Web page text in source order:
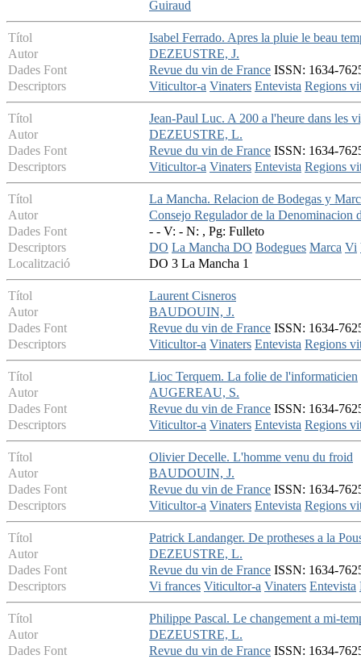
Guiraud
Títol
Isabel Ferrado. Apres la pluie le beau
Autor
DEZEUSTRE, J.
Dades Font
Revue du vin de France ISSN: 1634-
Descriptors
Viticultor-a Vinaters Entevista Regions
Títol
Jean-Paul Luc. A 200 a l'heure dans les
Autor
DEZEUSTRE, L.
Dades Font
Revue du vin de France ISSN: 1634-
Descriptors
Viticultor-a Vinaters Entevista Regions
Títol
La Mancha. Relacion de Bodegas y
Autor
Consejo Regulador de la Denominacion
Dades Font
- - V: - N: , Pg: Fulleto
Descriptors
DO La Mancha DO Bodegues Marca Vi
Localització
DO 3 La Mancha 1
Títol
Laurent Cisneros
Autor
BAUDOUIN, J.
Dades Font
Revue du vin de France ISSN: 1634-
Descriptors
Viticultor-a Vinaters Entevista Regions
Títol
Lioc Terquem. La folie de l'informaticien
Autor
AUGEREAU, S.
Dades Font
Revue du vin de France ISSN: 1634-
Descriptors
Viticultor-a Vinaters Entevista Regions
Títol
Olivier Decelle. L'homme venu du froid
Autor
BAUDOUIN, J.
Dades Font
Revue du vin de France ISSN: 1634-
Descriptors
Viticultor-a Vinaters Entevista Regions
Títol
Patrick Landanger. De protheses a la
Autor
DEZEUSTRE, L.
Dades Font
Revue du vin de France ISSN: 1634-
Descriptors
Vi frances Viticultor-a Vinaters Entevista
Títol
Philippe Pascal. Le changement a mi-
Autor
DEZEUSTRE, L.
Dades Font
Revue du vin de France ISSN: 1634-